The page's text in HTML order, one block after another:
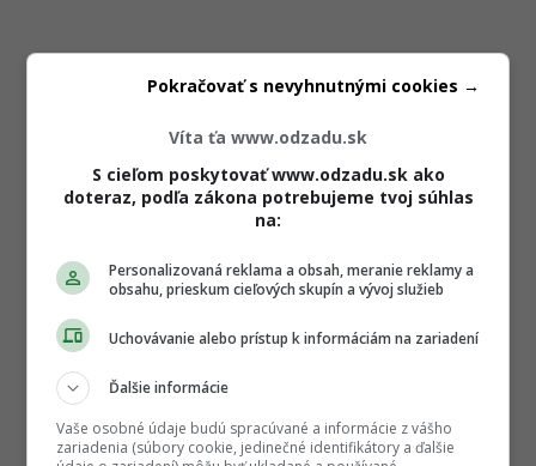
Víta ťa www.odzadu.sk
S cieľom poskytovať www.odzadu.sk ako
doteraz, podľa zákona potrebujeme tvoj súhlas
na:
Personalizovaná reklama a obsah, meranie reklamy a
obsahu, prieskum cieľových skupín a vývoj služieb
Uchovávanie alebo prístup k informáciám na zariadení
Ďalšie informácie
Vaše osobné údaje budú spracúvané a informácie z vášho
zariadenia (súbory cookie, jedinečné identifikátory a ďalšie
Pokračovať s nevyhnutnými cookies →